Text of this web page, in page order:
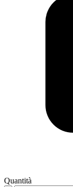
Quantità